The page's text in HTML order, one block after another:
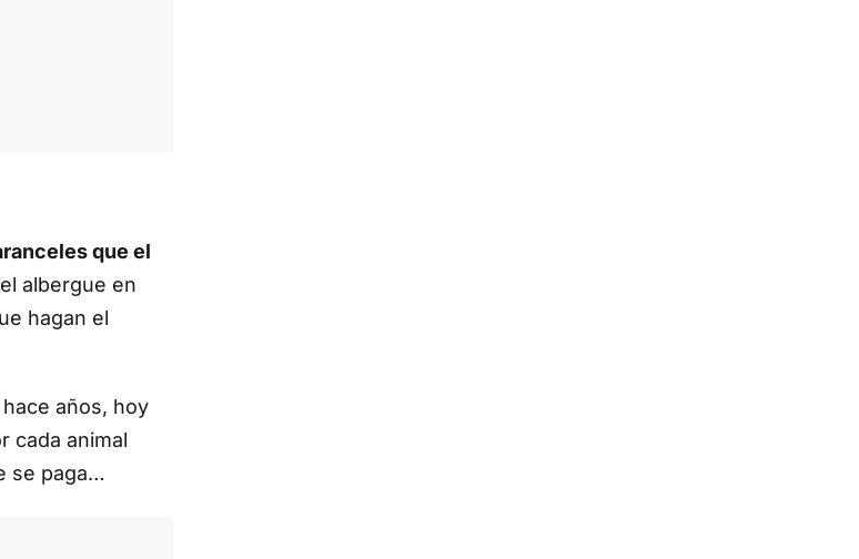
que el
albergue en
hagan el
años, hoy
cada animal
se paga…